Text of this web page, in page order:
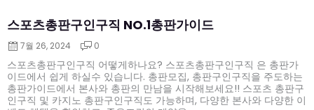
스포츠총판구인구직 NO.1총판가이드
7월 26, 2024 0
스포츠총판구인구직 어떻게하나요? 스포츠총판구인구직 은 총판가
이드에서 쉽게 하실수 있습니다. 총판모집, 총판구인구직을 주도하는
총판가이드에서 본사와 총판의 만남을 시작해보세요!! 스포츠 총판구
인구직 및 카지노 총판구인구직도 가능하며, 다양한 본사와 다양한 이